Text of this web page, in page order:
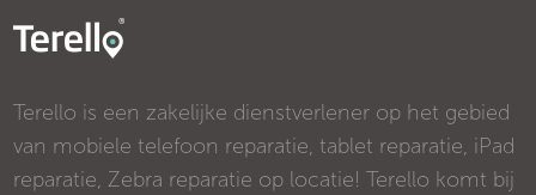
Terello is een zakelijke dienstverlener op het gebied
van mobiele telefoon reparatie, tablet reparatie, iPad
reparatie, Zebra reparatie op locatie! Terello komt bij